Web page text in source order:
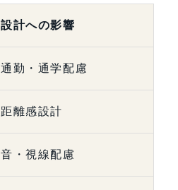
設計への影響
通勤・通学配慮
距離感設計
音・視線配慮